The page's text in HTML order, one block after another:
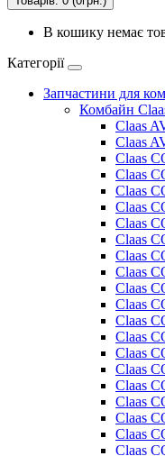
В кошику немає
Категорії
Запчастини для
Комбайн
Claas
Claas
Claas
Claas
Claas
Claas
Claas
Claas
Claas
Claas
Claas
Claas
Claas
Claas
Claas
Claas
Claas
Claas
Claas
Claas
Claas